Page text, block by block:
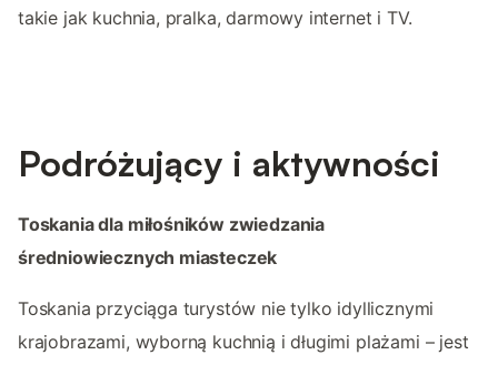
takie jak kuchnia, pralka, darmowy internet i TV.
Podróżujący i aktywności
Toskania dla miłośników zwiedzania
średniowiecznych miasteczek
Toskania przyciąga turystów nie tylko idyllicznymi
krajobrazami, wyborną kuchnią i długimi plażami – jest